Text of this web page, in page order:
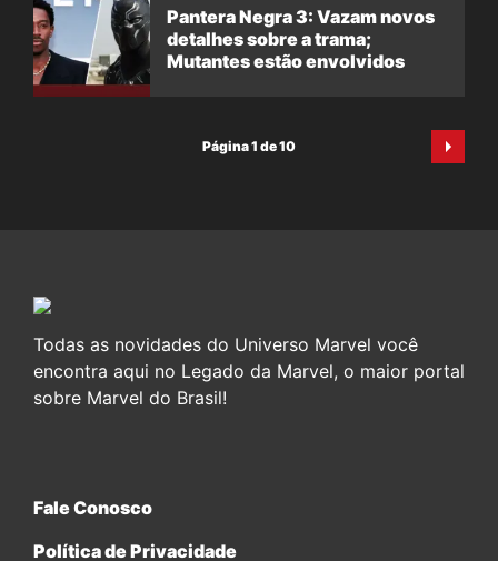
Pantera Negra 3: Vazam novos
detalhes sobre a trama;
Mutantes estão envolvidos
Página 1 de 10
Todas as novidades do Universo Marvel você
encontra aqui no Legado da Marvel, o maior portal
sobre Marvel do Brasil!
Fale Conosco
Política de Privacidade